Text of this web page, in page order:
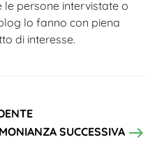
le persone intervistate o
lo fanno con piena
di interesse.
SUCCESSIVA east